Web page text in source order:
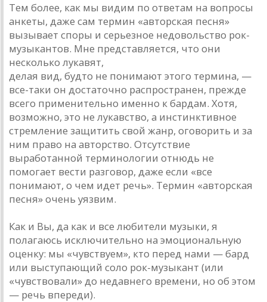
Тем более, как мы видим по ответам на вопросы
анкеты, даже сам термин «авторская песня»
вызывает споры и серьезное недовольство рок-
музыкантов. Мне представляется, что они
несколько лукавят,
делая вид, будто не понимают этого термина, —
все-таки он достаточно распространен, прежде
всего применительно именно к бардам. Хотя,
возможно, это не лукавство, а инстинктивное
стремление защитить свой жанр, оговорить и за
ним право на авторство. Отсутствие
выработанной терминологии отнюдь не
помогает вести разговор, даже если «все
понимают, о чем идет речь». Термин «авторская
песня» очень уязвим.
Как и Вы, да как и все любители музыки, я
полагаюсь исключительно на эмоциональную
оценку: мы «чувствуем», кто перед нами — бард
или выступающий соло рок-музыкант (или
«чувствовали» до недавнего времени, но об этом
— речь впереди).